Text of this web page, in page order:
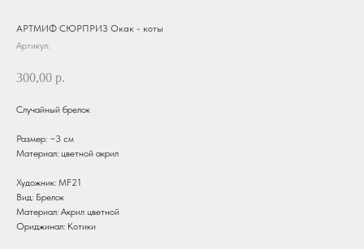
АРТМИФ СЮРПРИЗ Окак - коты
Артикул:
300,00 р.
Случайный брелок
Размер: ~3 см
Материал: цветной акрил
Художник: MF21
Вид: Брелок
Материал: Акрил цветной
Ориджинал: Котики